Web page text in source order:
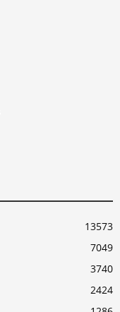
13573
7049
3740
2424